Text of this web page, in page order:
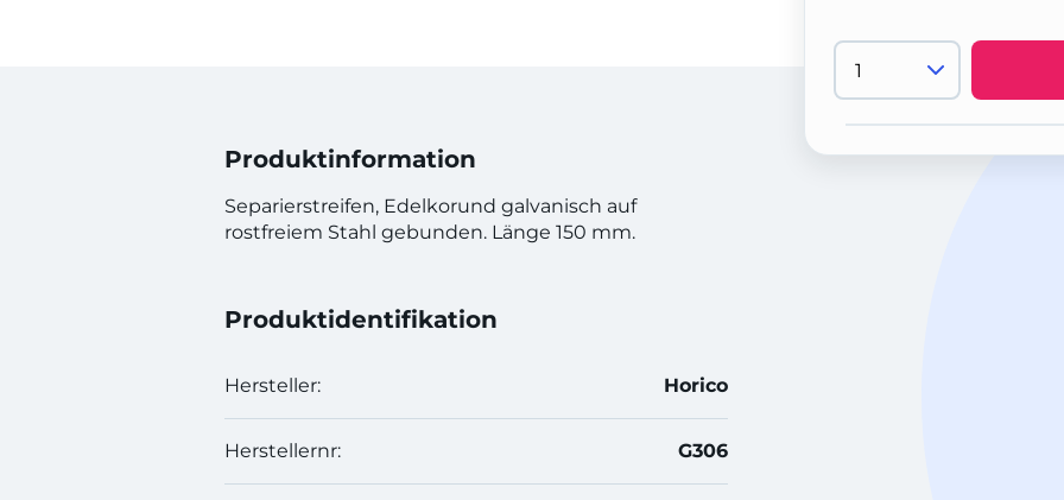
Produktinformation
Separierstreifen, Edelkorund galvanisch auf
rostfreiem Stahl gebunden. Länge 150 mm.
Produktidentifikation
Hersteller: Horico
Herstellernr: G306